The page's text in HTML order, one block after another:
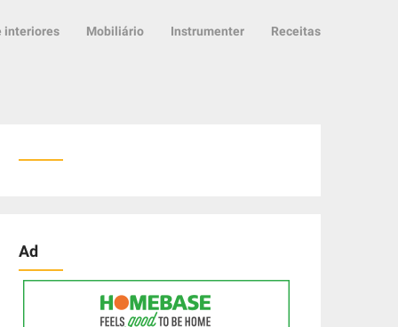
interiores Mobiliário Instrumenter Receitas
Ad